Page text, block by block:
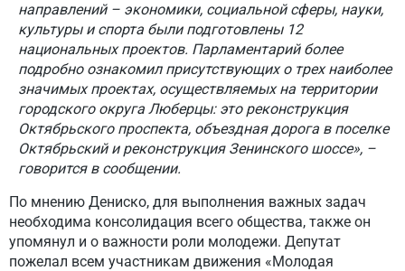
направлений – экономики, социальной сферы, науки,
культуры и спорта были подготовлены 12
национальных проектов. Парламентарий более
подробно ознакомил присутствующих о трех наиболее
значимых проектах, осуществляемых на территории
городского округа Люберцы: это реконструкция
Октябрьского проспекта, объездная дорога в поселке
Октябрьский и реконструкция Зенинского шоссе», –
говорится в сообщении.
По мнению Дениско, для выполнения важных задач
необходима консолидация всего общества, также он
упомянул и о важности роли молодежи. Депутат
пожелал всем участникам движения «Молодая